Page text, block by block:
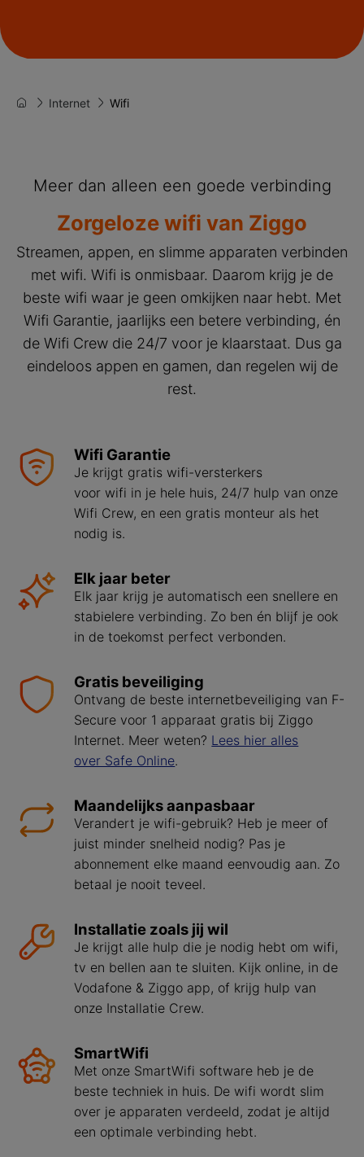
Internet Wifi
Meer dan alleen een goede verbinding
Zorgeloze wifi van Ziggo
Streamen, appen, en slimme apparaten verbinden
met wifi. Wifi is onmisbaar. Daarom krijg je de
beste wifi waar je geen omkijken naar hebt. Met
Wifi Garantie, jaarlijks een betere verbinding, én
de Wifi Crew die 24/7 voor je klaarstaat. Dus ga
eindeloos appen en gamen, dan regelen wij de
rest.
Wifi Garantie
Je krijgt gratis wifi-versterkers
voor wifi in je hele huis, 24/7 hulp van onze
Wifi Crew, en een gratis monteur als het
nodig is.
Elk jaar beter
Elk jaar krijg je automatisch een snellere en
stabielere verbinding. Zo ben én blijf je ook
in de toekomst perfect verbonden.
Gratis beveiliging
Ontvang de beste internetbeveiliging van F-
Secure voor 1 apparaat gratis bij Ziggo
Internet. Meer weten? Lees hier alles
over Safe Online.
Maandelijks aanpasbaar
Verandert je wifi-gebruik? Heb je meer of
juist minder snelheid nodig? Pas je
abonnement elke maand eenvoudig aan. Zo
betaal je nooit teveel.
Installatie zoals jij wil
Je krijgt alle hulp die je nodig hebt om wifi,
tv en bellen aan te sluiten. Kijk online, in de
Vodafone & Ziggo app, of krijg hulp van
onze Installatie Crew.
SmartWifi
Met onze SmartWifi software heb je de
beste techniek in huis. De wifi wordt slim
over je apparaten verdeeld, zodat je altijd
een optimale verbinding hebt.